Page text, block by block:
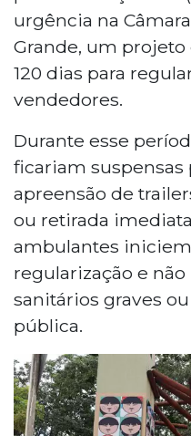
urgência na
Grande, um
120 dias para
vendedores.
Durante esse
ficariam
apreensão de
ou retirada
ambulantes
regularização e
sanitários graves
pública.